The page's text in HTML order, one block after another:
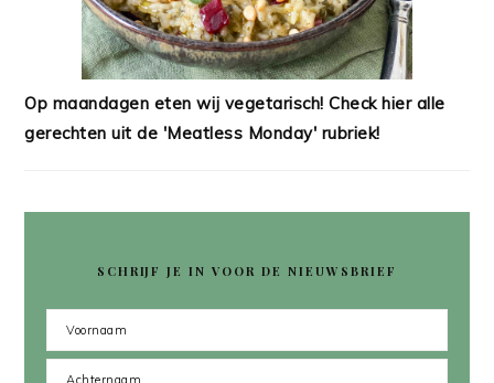
Op maandagen eten wij vegetarisch! Check hier alle
gerechten uit de 'Meatless Monday' rubriek!
SCHRIJF JE IN VOOR DE NIEUWSBRIEF